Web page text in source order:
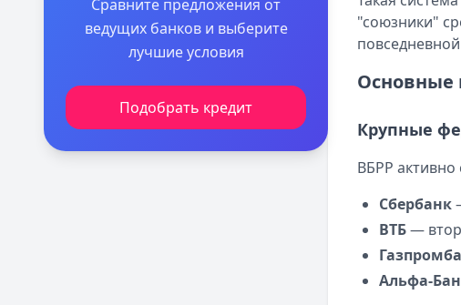
Сравните предложения от
ведущих банков и выберите
лучшие условия
Подобрать кредит
"союзники"
Основные
Крупные
ВБРР
Сбербанк
ВТБ—
Альфа-